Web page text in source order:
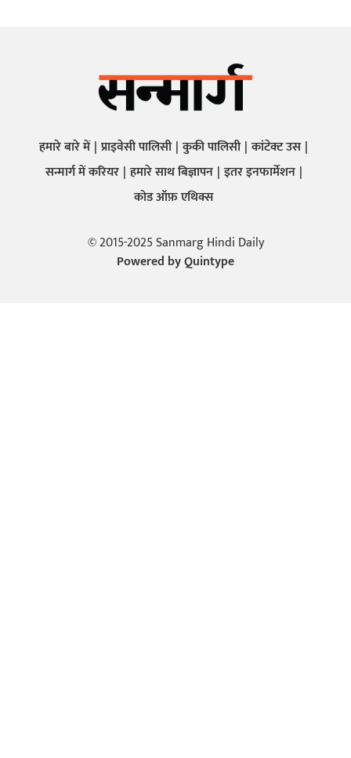
हमारे बारे में प्राइवेसी पालिसी कुकी पालिसी कांटेक्ट उस
सन्मार्ग में करियर हमारे साथ बिज्ञापन इतर इनफार्मेशन
कोड ऑफ़ एथिक्स
© 2015-2025 Sanmarg Hindi Daily
Powered byQuintype